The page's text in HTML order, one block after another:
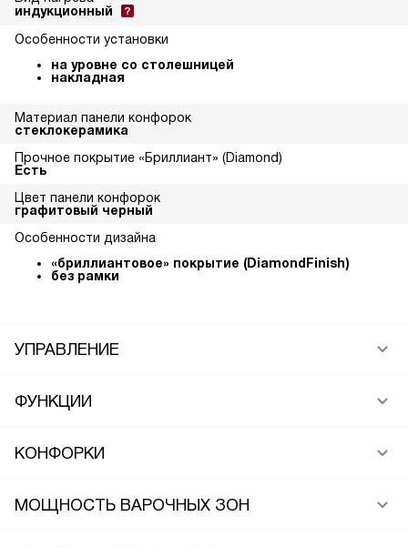
индукционный
Особенности установки
на уровне со столешницей
накладная
Материал панели конфорок
стеклокерамика
Прочное покрытие «Бриллиант» (Diamond)
Есть
Цвет панели конфорок
графитовый черный
Особенности дизайна
«бриллиантовое» покрытие (DiamondFinish)
без рамки
УПРАВЛЕНИЕ
ФУНКЦИИ
КОНФОРКИ
МОЩНОСТЬ ВАРОЧНЫХ ЗОН